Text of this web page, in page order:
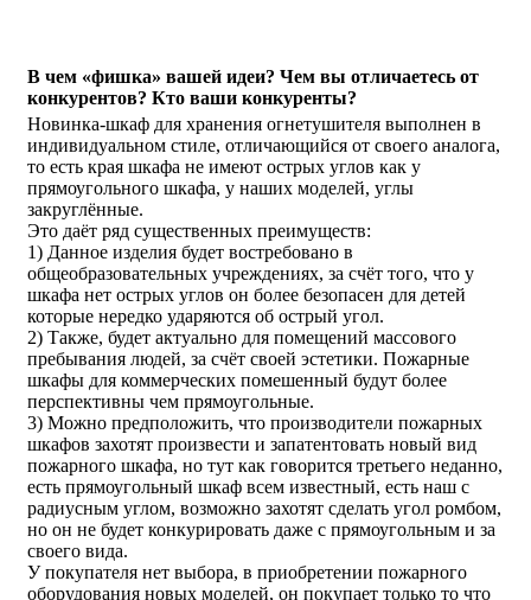
В чем «фишка» вашей идеи? Чем вы отличаетесь от
конкурентов? Кто ваши конкуренты?
Новинка-шкаф для хранения огнетушителя выполнен в
индивидуальном стиле, отличающийся от своего аналога,
то есть края шкафа не имеют острых углов как у
прямоугольного шкафа, у наших моделей, углы
закруглённые.
Это даёт ряд существенных преимуществ:
1) Данное изделия будет востребовано в
общеобразовательных учреждениях, за счёт того, что у
шкафа нет острых углов он более безопасен для детей
которые нередко ударяются об острый угол.
2) Также, будет актуально для помещений массового
пребывания людей, за счёт своей эстетики. Пожарные
шкафы для коммерческих помешенный будут более
перспективны чем прямоугольные.
3) Можно предположить, что производители пожарных
шкафов захотят произвести и запатентовать новый вид
пожарного шкафа, но тут как говорится третьего неданно,
есть прямоугольный шкаф всем известный, есть наш с
радиусным углом, возможно захотят сделать угол ромбом,
но он не будет конкурировать даже с прямоугольным и за
своего вида.
У покупателя нет выбора, в приобретении пожарного
оборудования новых моделей, он покупает только то что